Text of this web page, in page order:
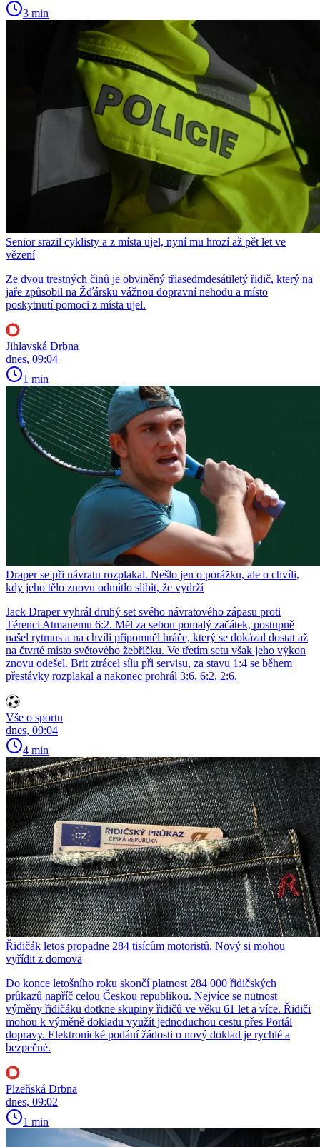
3 min
Senior srazil cyklisty a z místa ujel, nyní mu hrozí až pět let ve
vězení
Ze dvou trestných činů je obviněný třiasedmdesátiletý řidič, který na
jaře způsobil na Žďársku vážnou dopravní nehodu a místo
poskytnutí pomoci z místa ujel.
Jihlavská Drbna
dnes, 09:04
1 min
Draper se při návratu rozplakal. Nešlo jen o porážku, ale o chvíli,
kdy jeho tělo znovu odmítlo slíbit, že vydrží
Jack Draper vyhrál druhý set svého návratového zápasu proti
Térenci Atmanemu 6:2. Měl za sebou pomalý začátek, postupně
našel rytmus a na chvíli připomněl hráče, který se dokázal dostat až
na čtvrté místo světového žebříčku. Ve třetím setu však jeho výkon
znovu odešel. Brit ztrácel sílu při servisu, za stavu 1:4 se během
přestávky rozplakal a nakonec prohrál 3:6, 6:2, 2:6.
Vše o sportu
dnes, 09:04
4 min
Řidičák letos propadne 284 tisícům motoristů. Nový si mohou
vyřídit z domova
Do konce letošního roku skončí platnost 284 000 řidičských
průkazů napříč celou Českou republikou. Nejvíce se nutnost
výměny řidičáku dotkne skupiny řidičů ve věku 61 let a více. Řidiči
mohou k výměně dokladu využít jednoduchou cestu přes Portál
dopravy. Elektronické podání žádosti o nový doklad je rychlé a
bezpečné.
Plzeňská Drbna
dnes, 09:02
1 min